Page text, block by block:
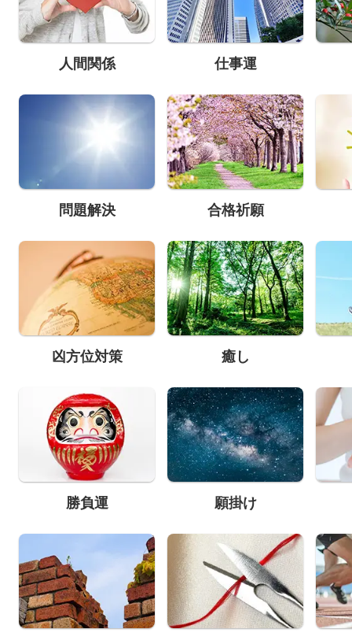
人間関係 仕事運
問題解決 合格祈願
凶方位対策 癒し
勝負運 願掛け